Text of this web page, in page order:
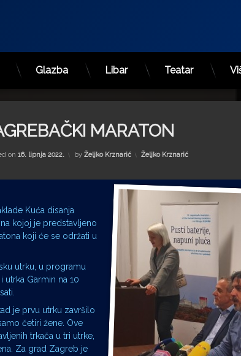
Glazba Libar Teatar
MARATON
on 16. lipnja 2022. by Željko Krznarić Kategorije:
Željko Krznarić
Kuća disanja
kojoj je predstavljeno
koji će se održati u
utrku, u programu
utrka Garmin na 10
je prvu utrku završilo
četiri žene. Ove
trkača u tri utrke,
Za grad Zagreb je